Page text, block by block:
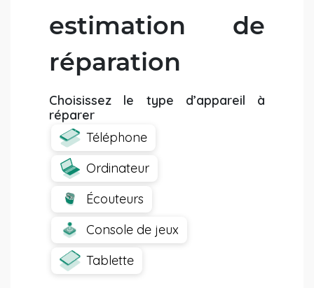
estimation de
réparation
Choisissez le type d’appareil à
réparer
Téléphone
Ordinateur
Écouteurs
Console de jeux
Tablette